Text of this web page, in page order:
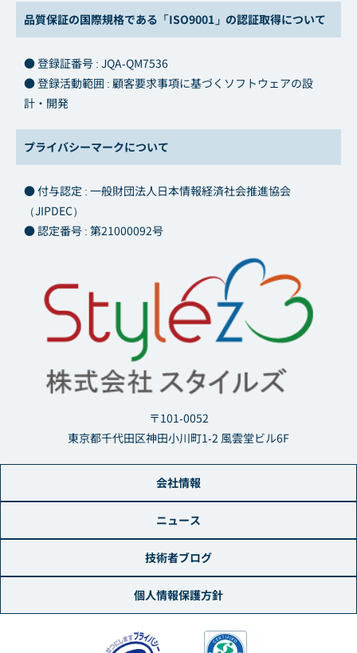
〒101-0052
東京都千代田区神田小川町1-2 風雲堂ビル6F
会社情報
ニュース
技術者ブログ
個人情報保護方針
品質保証の国際規格である「ISO9001」の認証取得について
● 登録証番号 : JQA-QM7536
● 登録活動範囲 : 顧客要求事項に基づくソフトウェアの設
計・開発
プライバシーマークについて
● 付与認定 : 一般財団法人日本情報経済社会推進協会
（JIPDEC）
● 認定番号 : 第21000092号